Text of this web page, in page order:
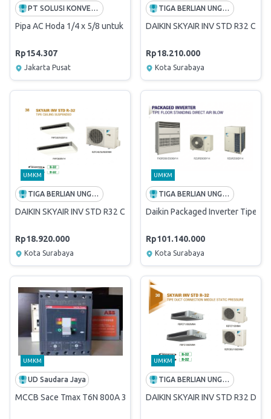
PT SOLUSI KONVERGEN INDONESIA
Pipa AC Hoda 1/4 x 5/8 untuk AC 2 PK - 3 PK
Rp154.307
Jakarta Pusat
TIGA BERLIAN UNGGUL
DAIKIN SKYAIR INV STD R32
Rp18.210.000
Kota Surabaya
UMKM
TIGA BERLIAN UNGGUL
DAIKIN SKYAIR INV STD R32 Ceiling Suspended SSHFC40DV-L
Rp18.920.000
Kota Surabaya
UMKM
TIGA BERLIAN UNGGUL
Daikin Packaged Inverter Tipe
Rp101.140.000
Kota Surabaya
UMKM
UD Saudara Jaya
MCCB Sace Tmax T6N 800A 3P ABB
UMKM
TIGA BERLIAN UNGGUL
DAIKIN SKYAIR INV STD R32